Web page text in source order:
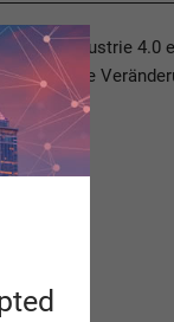
Industrie 4.0
disruptive